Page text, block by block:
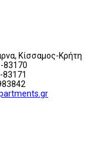
Κίσσαμος-Κρήτη
83170